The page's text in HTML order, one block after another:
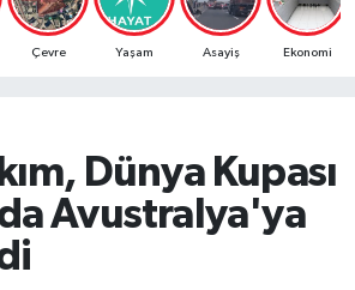
Çevre Yaşam Asayiş Ekonomi
Dünya Kupası
Avustralya'ya
Durumu ve Fikstür